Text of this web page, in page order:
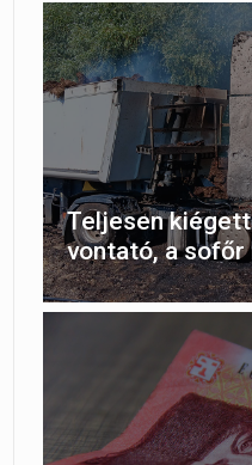
Teljesen
vontató, a